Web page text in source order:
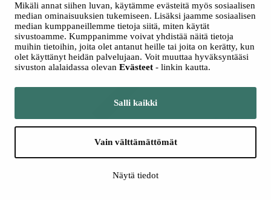
Mikäli annat siihen luvan, käytämme evästeitä myös sosiaalisen
median ominaisuuksien tukemiseen. Lisäksi jaamme sosiaalisen
median kumppaneillemme tietoja siitä, miten käytät
sivustoamme. Kumppanimme voivat yhdistää näitä tietoja
muihin tietoihin, joita olet antanut heille tai joita on kerätty, kun
olet käyttänyt heidän palvelujaan. Voit muuttaa hyväksyntääsi
sivuston alalaidassa olevan Evästeet - linkin kautta.
Salli kaikki
Vain välttämättömät
Näytä tiedot
Kamarimusiikki
Teokset